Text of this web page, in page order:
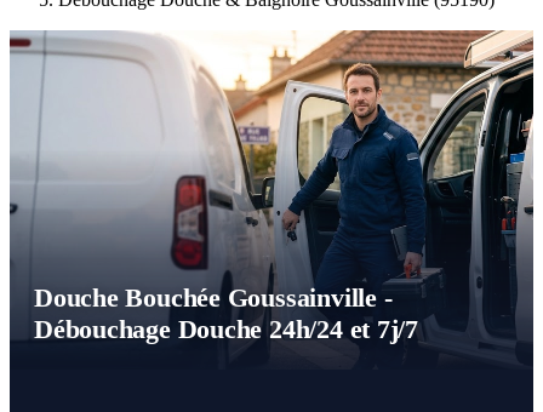
Douche Bouchée Goussainville -
Débouchage Douche 24h/24 et 7j/7